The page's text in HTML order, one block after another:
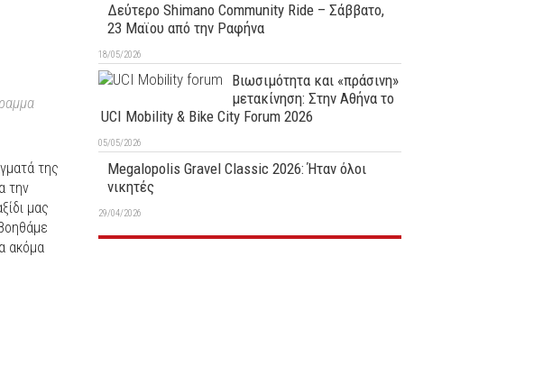
της
την
μας
ακόμα
Δεύτερo Shimano Community Ride – Σάββατο,
23 Μαϊου από την Ραφήνα
18/05/2026
Βιωσιμότητα και «πράσινη»
μετακίνηση: Στην Αθήνα το
UCI Mobility & Bike City Forum 2026
05/05/2026
Megalopolis Gravel Classic 2026: Ήταν όλοι
νικητές
29/04/2026